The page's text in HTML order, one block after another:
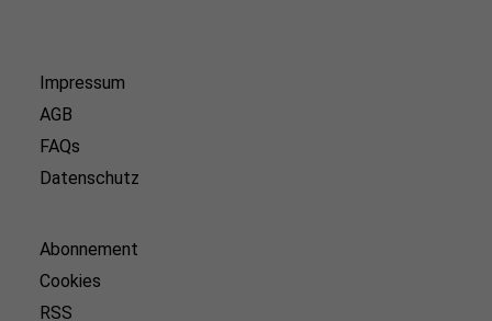
Impressum
AGB
FAQs
Datenschutz
Abonnement
Cookies
RSS